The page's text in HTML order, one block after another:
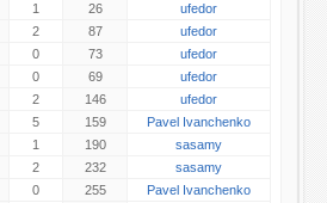
1 26
ufedor
2 87
ufedor
0 73
ufedor
0 69
ufedor
2 146
ufedor
5 159
Pavel Ivanchenko
1 190
sasamy
2 232
sasamy
0 255
Pavel Ivanchenko